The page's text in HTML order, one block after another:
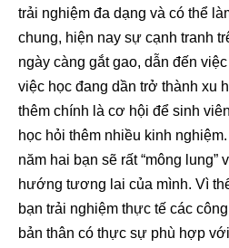
trải nghiệm đa dạng và có thể
chung, hiện nay sự cạnh tranh
ngày càng gắt gao, dẫn đến
việc học đang dần trở thành xu
thêm chính là cơ hội để sinh
học hỏi thêm nhiều kinh
năm hai bạn sẽ rất “mông lung”
hướng tương lai của mình. Vì
bạn trải nghiệm thực tế các
bản thân có thực sự phù hợp